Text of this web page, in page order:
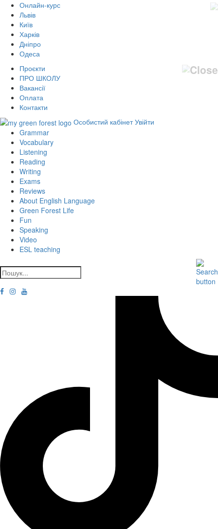
Онлайн-курс
Львів
Київ
Харків
Дніпро
Одеса
Проєкти
ПРО ШКОЛУ
Вакансії
Оплата
Контакти
Особистий кабінет Увійти
Grammar
Vocabulary
Listening
Reading
Writing
Exams
Reviews
About English Language
Green Forest Life
Fun
Speaking
Video
ESL teaching